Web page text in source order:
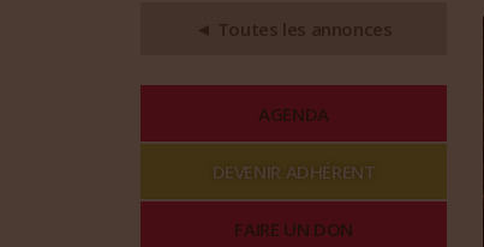
◄ Toutes les annonces
AGENDA
DEVENIR ADHÉRENT
FAIRE UN DON